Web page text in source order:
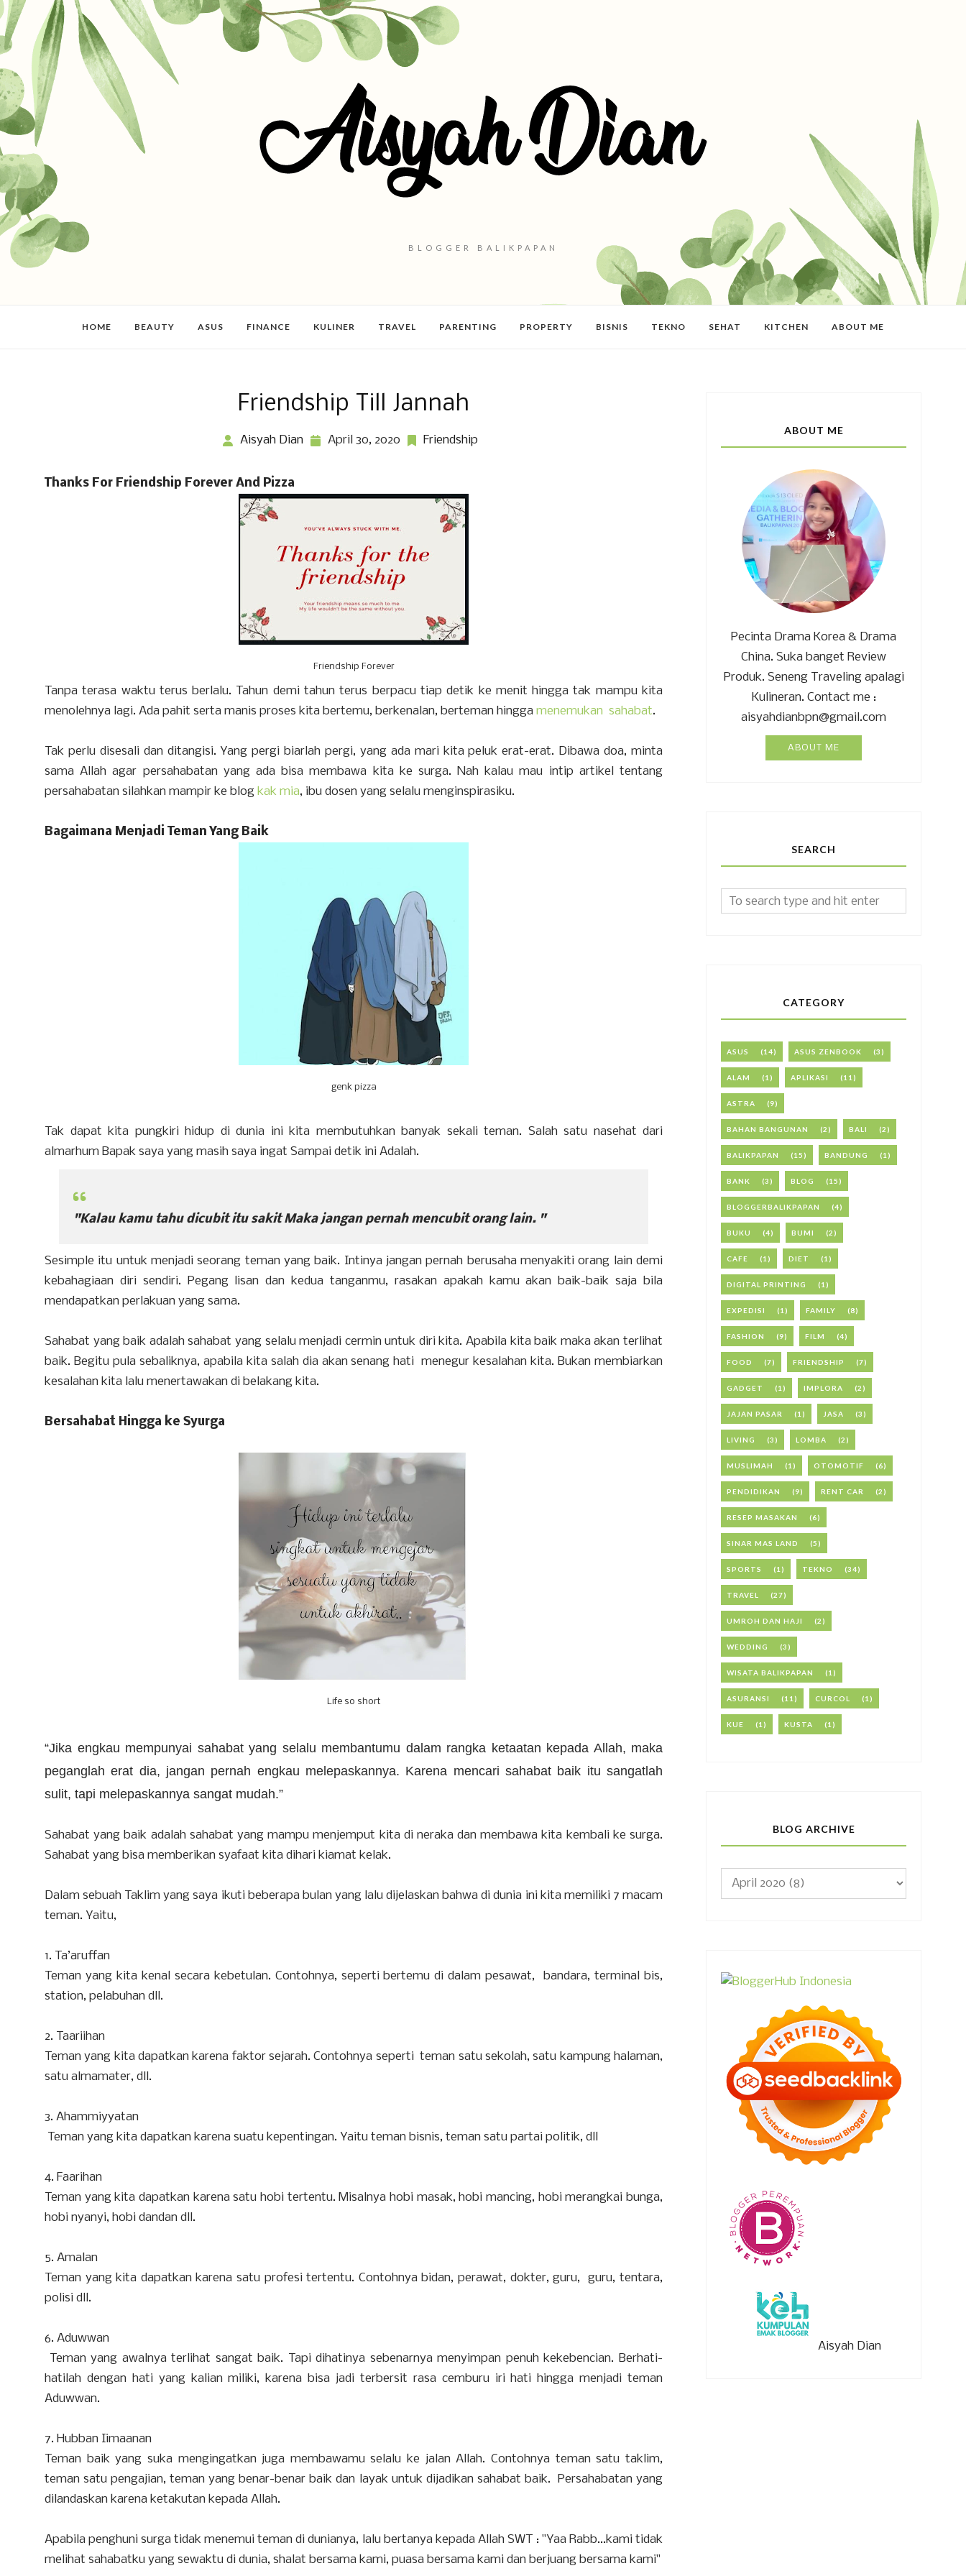
BLOGGER BALIKPAPAN
HOME BEAUTY ASUS FINANCE KULINER TRAVEL PARENTING PROPERTY BISNIS TEKNO SEHAT KITCHEN ABOUT ME
Friendship Till Jannah
Aisyah Dian April 30, 2020 Friendship
Thanks For Friendship Forever And Pizza
Friendship Forever
Tanpa terasa waktu terus berlalu. Tahun demi tahun terus berpacu tiap detik ke menit hingga tak mampu kita
menolehnya lagi. Ada pahit serta manis proses kita bertemu, berkenalan, berteman hingga menemukan sahabat.
Tak perlu disesali dan ditangisi. Yang pergi biarlah pergi, yang ada mari kita peluk erat-erat. Dibawa doa, minta
sama Allah agar persahabatan yang ada bisa membawa kita ke surga. Nah kalau mau intip artikel tentang
persahabatan silahkan mampir ke blog kak mia, ibu dosen yang selalu menginspirasiku.
Bagaimana Menjadi Teman Yang Baik
genk pizza
Tak dapat kita pungkiri hidup di dunia ini kita membutuhkan banyak sekali teman. Salah satu nasehat dari
almarhum Bapak saya yang masih saya ingat Sampai detik ini Adalah.
"Kalau kamu tahu dicubit itu sakit Maka jangan pernah mencubit orang lain. "
Sesimple itu untuk menjadi seorang teman yang baik. Intinya jangan pernah berusaha menyakiti orang lain demi
kebahagiaan diri sendiri. Pegang lisan dan kedua tanganmu, rasakan apakah kamu akan baik-baik saja bila
mendapatkan perlakuan yang sama.
Sahabat yang baik adalah sahabat yang selalu menjadi cermin untuk diri kita. Apabila kita baik maka akan terlihat
baik. Begitu pula sebaliknya, apabila kita salah dia akan senang hati menegur kesalahan kita. Bukan membiarkan
kesalahan kita lalu menertawakan di belakang kita.
Bersahabat Hingga ke Syurga
Life so short
“Jika engkau mempunyai sahabat yang selalu membantumu dalam rangka ketaatan kepada Allah, maka
peganglah erat dia, jangan pernah engkau melepaskannya. Karena mencari sahabat baik itu sangatlah
sulit, tapi melepaskannya sangat mudah.”
Sahabat yang baik adalah sahabat yang mampu menjemput kita di neraka dan membawa kita kembali ke surga.
Sahabat yang bisa memberikan syafaat kita dihari kiamat kelak.
Dalam sebuah Taklim yang saya ikuti beberapa bulan yang lalu dijelaskan bahwa di dunia ini kita memiliki 7 macam
teman. Yaitu,
1. Ta’aruffan
Teman yang kita kenal secara kebetulan. Contohnya, seperti bertemu di dalam pesawat, bandara, terminal bis,
station, pelabuhan dll.
2. Taariihan
Teman yang kita dapatkan karena faktor sejarah. Contohnya seperti teman satu sekolah, satu kampung halaman,
satu almamater, dll.
3. Ahammiyyatan
Teman yang kita dapatkan karena suatu kepentingan. Yaitu teman bisnis, teman satu partai politik, dll
4. Faarihan
Teman yang kita dapatkan karena satu hobi tertentu. Misalnya hobi masak, hobi mancing, hobi merangkai bunga,
hobi nyanyi, hobi dandan dll.
5. Amalan
Teman yang kita dapatkan karena satu profesi tertentu. Contohnya bidan, perawat, dokter, guru, guru, tentara,
polisi dll.
6. Aduwwan
Teman yang awalnya terlihat sangat baik. Tapi dihatinya sebenarnya menyimpan penuh kekebencian. Berhati-
hatilah dengan hati yang kalian miliki, karena bisa jadi terbersit rasa cemburu iri hati hingga menjadi teman
Aduwwan.
7. Hubban Iimaanan
Teman baik yang suka mengingatkan juga membawamu selalu ke jalan Allah. Contohnya teman satu taklim,
teman satu pengajian, teman yang benar-benar baik dan layak untuk dijadikan sahabat baik. Persahabatan yang
dilandaskan karena ketakutan kepada Allah.
Apabila penghuni surga tidak menemui teman di dunianya, lalu bertanya kepada Allah SWT : "Yaa Rabb...kami tidak
melihat sahabatku yang sewaktu di dunia, shalat bersama kami, puasa bersama kami dan berjuang bersama kami"
ABOUT ME
Pecinta Drama Korea & Drama
China. Suka banget Review
Produk. Seneng Traveling apalagi
Kulineran. Contact me :
aisyahdianbpn@gmail.com
ABOUT ME
SEARCH
CATEGORY
ASUS (14) ASUS ZENBOOK (3)
ALAM (1) APLIKASI (11)
ASTRA (9)
BAHAN BANGUNAN (2) BALI (2)
BALIKPAPAN (15) BANDUNG (1)
BANK (3) BLOG (15)
BLOGGERBALIKPAPAN (4)
BUKU (4) BUMI (2)
CAFE (1) DIET (1)
DIGITAL PRINTING (1)
EXPEDISI (1) FAMILY (8)
FASHION (9) FILM (4)
FOOD (7) FRIENDSHIP (7)
GADGET (1) IMPLORA (2)
JAJAN PASAR (1) JASA (3)
LIVING (3) LOMBA (2)
MUSLIMAH (1) OTOMOTIF (6)
PENDIDIKAN (9) RENT CAR (2)
RESEP MASAKAN (6)
SINAR MAS LAND (5)
SPORTS (1) TEKNO (34)
TRAVEL (27)
UMROH DAN HAJI (2)
WEDDING (3)
WISATA BALIKPAPAN (1)
ASURANSI (11) CURCOL (1)
KUE (1) KUSTA (1)
BLOG ARCHIVE
Aisyah Dian